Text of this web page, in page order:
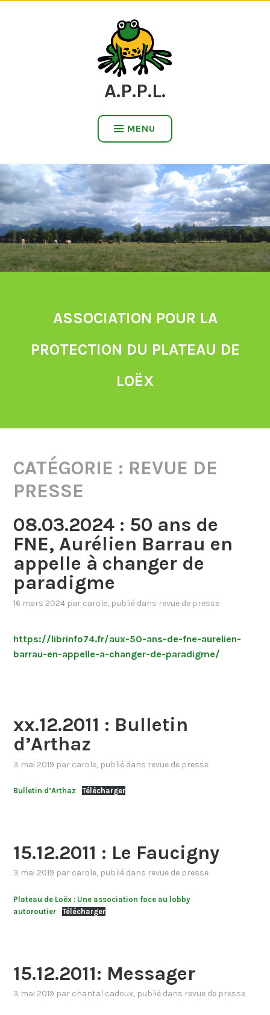
A.P.P.L.
MENU
ASSOCIATION POUR LA
PROTECTION DU PLATEAU DE
LOËX
CATÉGORIE : REVUE DE
PRESSE
08.03.2024 : 50 ans de
FNE, Aurélien Barrau en
appelle à changer de
paradigme
16 mars 2024 par carole, publié dans revue de presse
https://librinfo74.fr/aux-50-ans-de-fne-aurelien-
barrau-en-appelle-a-changer-de-paradigme/
xx.12.2011 : Bulletin
d’Arthaz
3 mai 2019 par carole, publié dans revue de presse
Bulletin d’Arthaz Télécharger
15.12.2011 : Le Faucigny
3 mai 2019 par carole, publié dans revue de presse
Plateau de Loëx : Une association face au lobby
autoroutier
Télécharger
15.12.2011: Messager
3 mai 2019 par chantal cadoux, publié dans revue de presse